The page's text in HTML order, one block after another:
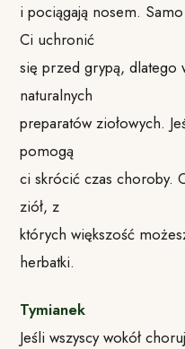
i pociągają nosem.
Ci uchronić
się przed grypą, dlatego
naturalnych
preparatów ziołowych.
pomogą
ci skrócić czas choroby.
ziół, z
których większość
herbatki.
Tymianek
Jeśli wszyscy wokół